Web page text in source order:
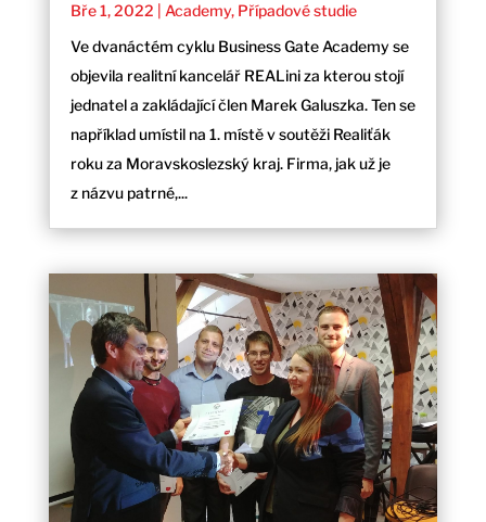
Bře 1, 2022 | Academy, Případové studie
Ve dvanáctém cyklu Business Gate Academy se
objevila realitní kancelář REALini za kterou stojí
jednatel a zakládající člen Marek Galuszka. Ten se
například umístil na 1. místě v soutěži Realiťák
roku za Moravskoslezský kraj. Firma, jak už je
z názvu patrné,...